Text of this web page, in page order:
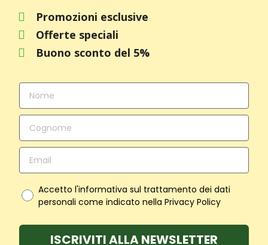
Promozioni esclusive
Offerte speciali
Buono sconto del 5%
Accetto l'informativa sul trattamento dei dati
personali come indicato nella Privacy Policy
ISCRIVITI ALLA NEWSLETTER